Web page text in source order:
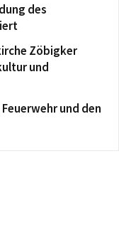
des
Zöbigker
und
und den